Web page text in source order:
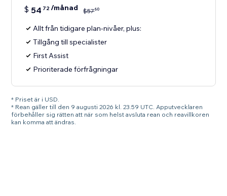
$ 54 72/månad $5760
Allt från tidigare plan-nivåer, plus:
Tillgång till specialister
First Assist
Prioriterade förfrågningar
* Priset är i USD.
* Rean gäller till den 9 augusti 2026 kl. 23.59 UTC. Apputvecklaren
förbehåller sig rätten att när som helst avsluta rean och reavillkoren
kan komma att ändras.